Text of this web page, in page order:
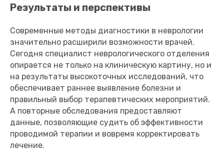
Результаты и перспективы
Современные методы диагностики в неврологии
значительно расширили возможности врачей.
Сегодня специалист неврологического отделения
опирается не только на клиническую картину, но и
на результаты высокоточных исследований, что
обеспечивает раннее выявление болезни и
правильный выбор терапевтических мероприятий.
А повторные обследования предоставляют
данные, позволяющие судить об эффективности
проводимой терапии и вовремя корректировать
лечение.